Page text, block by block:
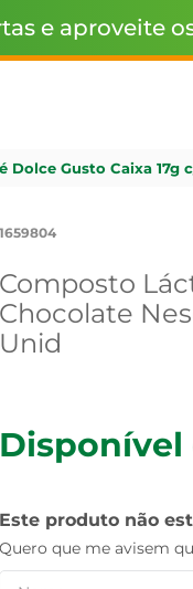
e aproveite
Gusto Caixa 17g
1659804
Composto
Chocolate
Unid
Disponível
Este produto não
Quero que me avisem